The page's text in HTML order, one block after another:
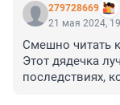
279728669
21 мая 2024,
Смешно читать
Этот дядечка
последствиях,